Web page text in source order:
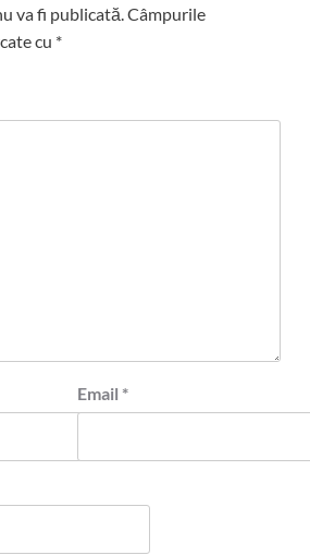
va fi publicată.Câmpurile
cu *
Email *